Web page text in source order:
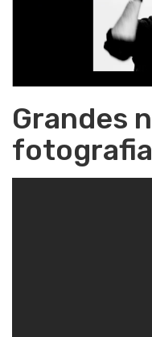
Grandes
fotografia